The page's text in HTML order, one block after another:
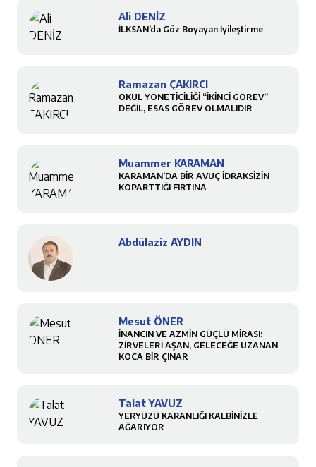
Ali DENİZ
İLKSAN’da Göz Boyayan İyileştirme
Ramazan ÇAKIRCI
OKUL YÖNETİCİLİĞİ “İKİNCİ GÖREV”
DEĞİL, ESAS GÖREV OLMALIDIR
Muammer KARAMAN
KARAMAN’DA BİR AVUÇ İDRAKSİZİN
KOPARTTIĞI FIRTINA
Abdülaziz AYDIN
Mesut ÖNER
İNANCIN VE AZMİN GÜÇLÜ MİRASI:
ZİRVELERİ AŞAN, GELECEĞE UZANAN
KOCA BİR ÇINAR
Talat YAVUZ
YERYÜZÜ KARANLIĞI KALBİNİZLE
AĞARIYOR